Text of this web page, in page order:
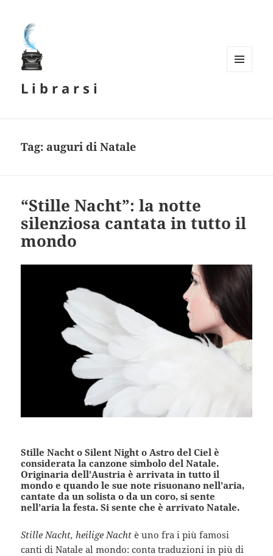
L i b r a r s i
Tag: auguri di Natale
“Stille Nacht”: la notte
silenziosa cantata in tutto il
mondo
Stille Nacht o Silent Night o Astro del Ciel è
considerata la canzone simbolo del Natale.
Originaria dell’Austria è arrivata in tutto il
mondo e quando le sue note risuonano nell’aria,
cantate da un solista o da un coro, si sente
nell’aria la festa. Si sente che è arrivato Natale.
Stille Nacht, heilige Nacht è uno fra i più famosi
canti di Natale al mondo: conta traduzioni in più di